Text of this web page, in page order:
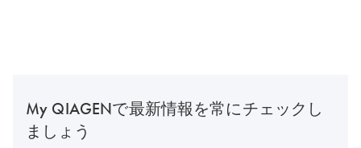
My QIAGENで最新情報を常にチェックし
ましょう